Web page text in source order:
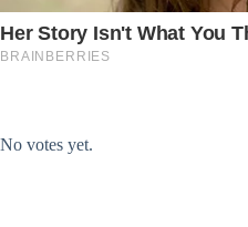
No votes yet.